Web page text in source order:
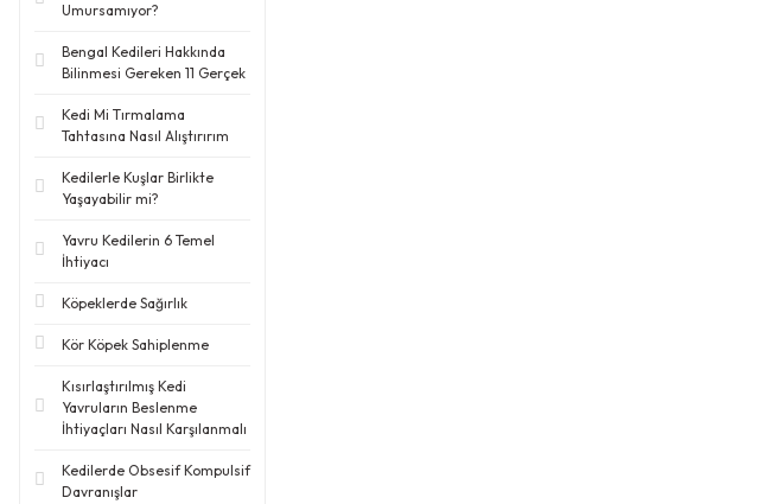
Umursamıyor?
Bengal Kedileri Hakkında
Bilinmesi Gereken 11 Gerçek
Kedi Mi Tırmalama
Tahtasına Nasıl Alıştırırım
Kedilerle Kuşlar Birlikte
Yaşayabilir mi?
Yavru Kedilerin 6 Temel
İhtiyacı
Köpeklerde Sağırlık
Kör Köpek Sahiplenme
Kısırlaştırılmış Kedi
Yavruların Beslenme
İhtiyaçları Nasıl Karşılanmalı
Kedilerde Obsesif Kompulsif
Davranışlar